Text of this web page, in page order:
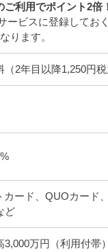
ご利用でポイント2倍！
ービスに登録してお
ります。
2年目以降1,250円税
カード、QUOカード
ど
万円（利用付帯）